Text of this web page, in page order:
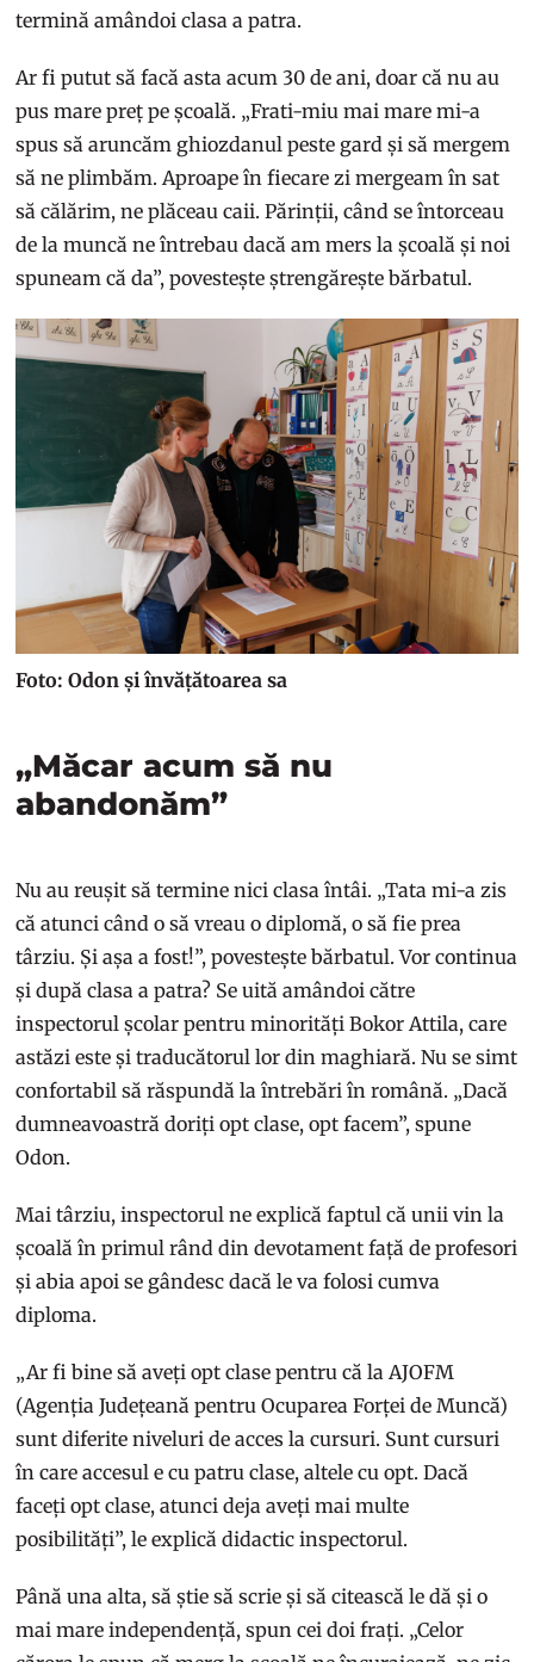
termină amândoi clasa a patra.
Ar fi putut să facă asta acum 30 de ani, doar că nu au
pus mare preț pe școală. „Frati-miu mai mare mi-a
spus să aruncăm ghiozdanul peste gard și să mergem
să ne plimbăm. Aproape în fiecare zi mergeam în sat
să călărim, ne plăceau caii. Părinții, când se întorceau
de la muncă ne întrebau dacă am mers la școală și noi
spuneam că da”, povestește ștrengărește bărbatul.
Foto: Odon și învățătoarea sa
„Măcar acum să nu
abandonăm”
Nu au reușit să termine nici clasa întâi. „Tata mi-a zis
că atunci când o să vreau o diplomă, o să fie prea
târziu. Și așa a fost!”, povestește bărbatul. Vor continua
și după clasa a patra? Se uită amândoi către
inspectorul școlar pentru minorități Bokor Attila, care
astăzi este și traducătorul lor din maghiară. Nu se simt
confortabil să răspundă la întrebări în română. „Dacă
dumneavoastră doriți opt clase, opt facem”, spune
Odon.
Mai târziu, inspectorul ne explică faptul că unii vin la
școală în primul rând din devotament față de profesori
și abia apoi se gândesc dacă le va folosi cumva
diploma.
„Ar fi bine să aveți opt clase pentru că la AJOFM
(Agenția Județeană pentru Ocuparea Forței de Muncă)
sunt diferite niveluri de acces la cursuri. Sunt cursuri
în care accesul e cu patru clase, altele cu opt. Dacă
faceți opt clase, atunci deja aveți mai multe
posibilități”, le explică didactic inspectorul.
Până una alta, să știe să scrie și să citească le dă și o
mai mare independență, spun cei doi frați. „Celor